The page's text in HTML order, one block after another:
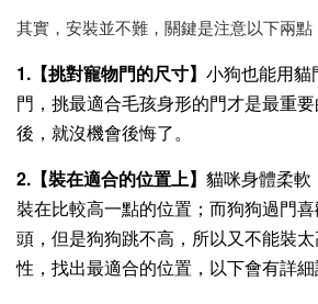
其實，安裝並不難，關鍵是注意以下兩點
1.【挑對寵物門的尺寸】 小狗也能用貓
門，挑最適合毛孩身形的門才是最重
後，就沒機會後悔了。
2.【裝在適合的位置上】 貓咪身體柔軟
裝在比較高一點的位置；而狗狗過門
頭，但是狗狗跳不高，所以又不能裝
性，找出最適合的位置，以下會有詳細